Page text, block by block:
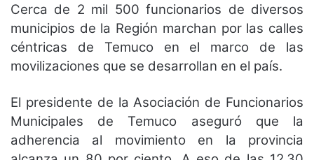
Cerca de 2 mil 500 funcionarios de diversos
municipios de la Región marchan por las calles
céntricas de Temuco en el marco de las
movilizaciones que se desarrollan en el país.
El presidente de la Asociación de Funcionarios
Municipales de Temuco aseguró que la
adherencia al movimiento en la provincia